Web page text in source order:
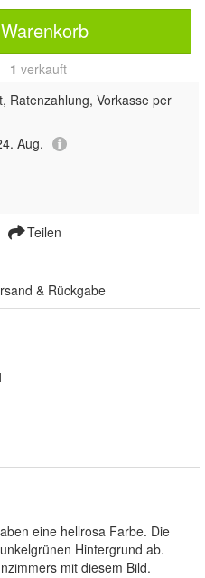
1 verkauft
Ratenzahlung, Vorkasse per
Aug.
Teilen
& Rückgabe
eine hellrosa Farbe. Die
Hintergrund ab.
mit diesem Bild.